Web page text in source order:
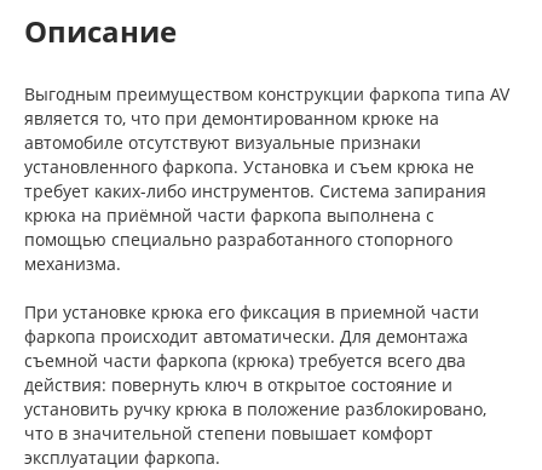
Описание
Выгодным преимуществом конструкции фаркопа типа AV
является то, что при демонтированном крюке на
автомобиле отсутствуют визуальные признаки
установленного фаркопа. Установка и съем крюка не
требует каких-либо инструментов. Система запирания
крюка на приёмной части фаркопа выполнена с
помощью специально разработанного стопорного
механизма.
При установке крюка его фиксация в приемной части
фаркопа происходит автоматически. Для демонтажа
съемной части фаркопа (крюка) требуется всего два
действия: повернуть ключ в открытое состояние и
установить ручку крюка в положение разблокировано,
что в значительной степени повышает комфорт
эксплуатации фаркопа.